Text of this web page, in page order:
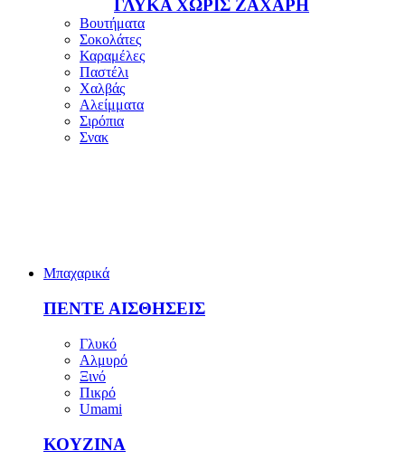
ΓΛΥΚΑ ΧΩΡΙΣ ΖΑΧΑΡΗ
Βουτήματα
Σοκολάτες
Καραμέλες
Παστέλι
Χαλβάς
Αλείμματα
Σιρόπια
Σνακ
Μπαχαρικά
ΠΕΝΤΕ ΑΙΣΘΗΣΕΙΣ
Γλυκό
Αλμυρό
Ξινό
Πικρό
Umami
ΚΟΥΖΙΝΑ